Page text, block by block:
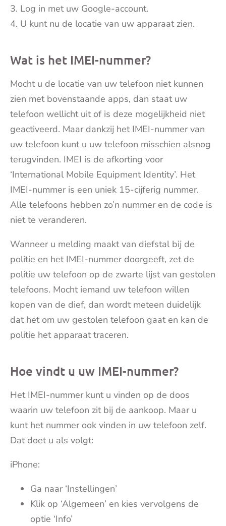
Log in met uw Google-account.
U kunt nu de locatie van uw apparaat zien.
Wat is het IMEI-nummer?
Mocht u de locatie van uw telefoon niet kunnen
zien met bovenstaande apps, dan staat uw
telefoon wellicht uit of is deze mogelijkheid niet
geactiveerd. Maar dankzij het IMEI-nummer van
uw telefoon kunt u uw telefoon misschien alsnog
terugvinden. IMEI is de afkorting voor
‘International Mobile Equipment Identity’. Het
IMEI-nummer is een uniek 15-cijferig nummer.
Alle telefoons hebben zo’n nummer en de code is
niet te veranderen.
Wanneer u melding maakt van diefstal bij de
politie en het IMEI-nummer doorgeeft, zet de
politie uw telefoon op de zwarte lijst van gestolen
telefoons. Mocht iemand uw telefoon willen
kopen van de dief, dan wordt meteen duidelijk
dat het om uw gestolen telefoon gaat en kan de
politie het apparaat traceren.
Hoe vindt u uw IMEI-nummer?
Het IMEI-nummer kunt u vinden op de doos
waarin uw telefoon zit bij de aankoop. Maar u
kunt het nummer ook vinden in uw telefoon zelf.
Dat doet u als volgt:
iPhone:
Ga naar ‘Instellingen’
Klik op ‘Algemeen’ en kies vervolgens de
optie ‘Info’